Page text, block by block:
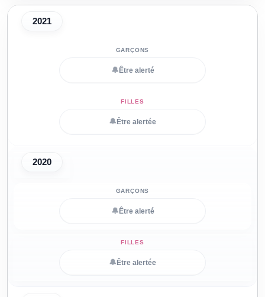
2021
🔔 Être alerté
🔔 Être alertée
2020
🔔 Être alerté
🔔 Être alertée